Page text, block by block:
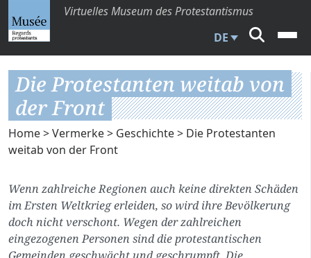
Virtuelles Museum des Protestantismus
DE
Die Protestanten weitab von
der Front
Home>Vermerke> Geschichte> Die Protestanten
weitab von der Front
Wenn zahlreiche Regionen auch keine direkten Schäden
im Ersten Weltkrieg erleiden, so wird ihre Bevölkerung
doch nicht verschont. Wegen der zahlreichen
eingezogenen Personen sind die protestantischen